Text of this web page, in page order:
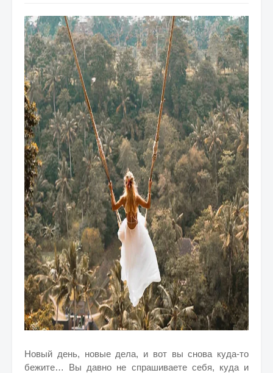
Новый день, новые дела, и вот вы снова куда-то
бежите… Вы давно не спрашиваете себя, куда и